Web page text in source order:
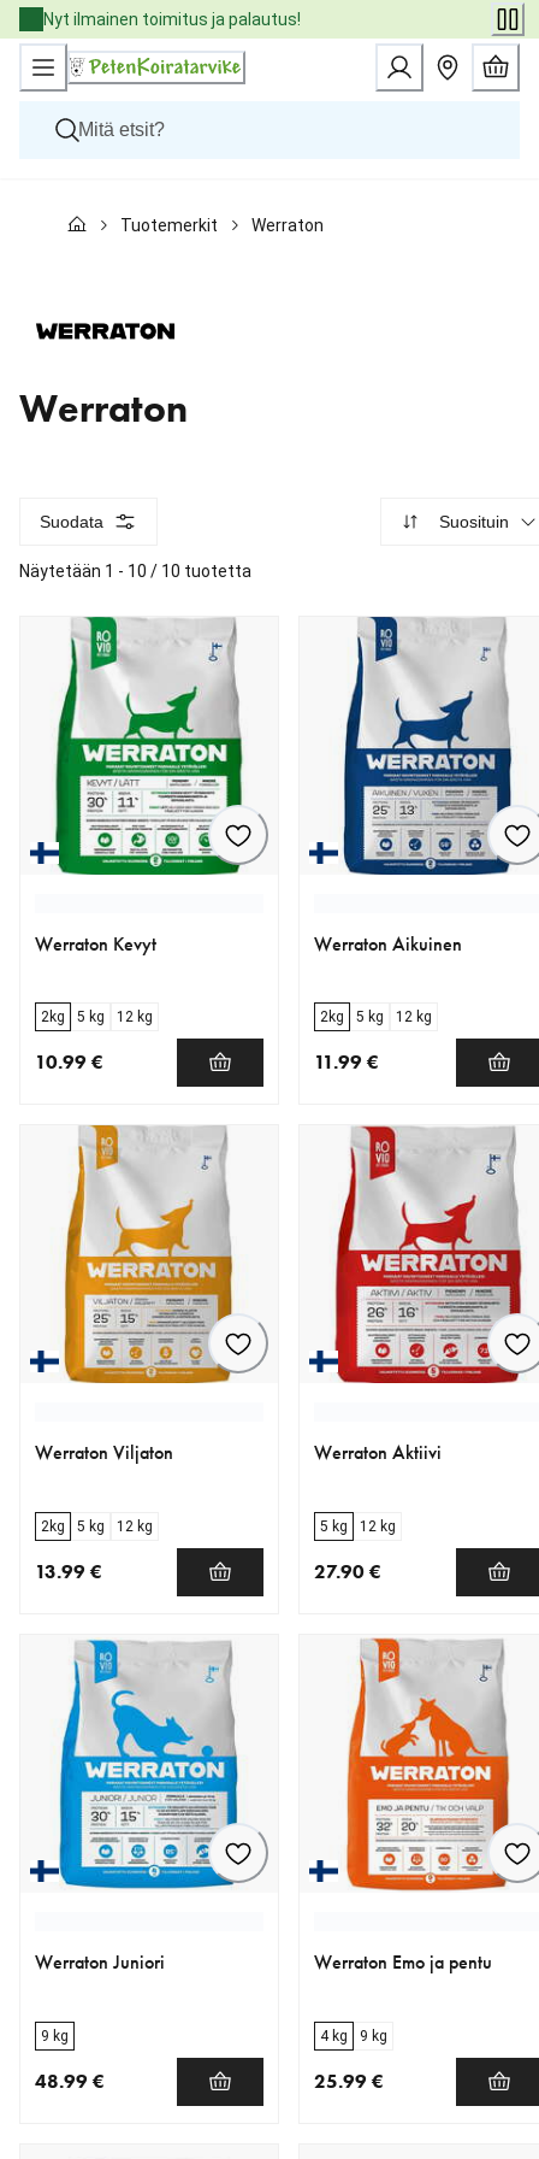
Skip
to
Content
Nyt ilmainen toimitus ja palautus!
Kissat
Uutuudet
Tuotemerkit Werraton
Werraton
Suodata Suosituin
Näytetään 1 - 10 / 10 tuotetta
Werraton Kevyt
2kg 5 kg 12 kg
10.99 €
Werraton Aikuinen
2kg 5 kg 12 kg
11.99 €
Werraton Viljaton
2kg 5 kg 12 kg
13.99 €
Werraton Aktiivi
5 kg 12 kg
27.90 €
Werraton Juniori
9 kg
48.99 €
Werraton Emo ja pentu
4 kg 9 kg
25.99 €